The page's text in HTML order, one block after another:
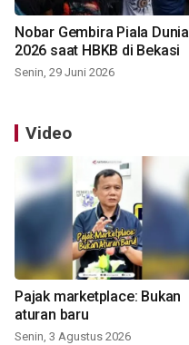
Nobar Gembira Piala Dunia
2026 saat HBKB di Bekasi
Senin, 29 Juni 2026
Video
Pajak marketplace: Bukan
aturan baru
Senin, 3 Agustus 2026